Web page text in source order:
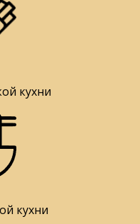
кухни
кухни